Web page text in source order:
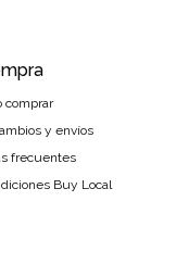
comprar
y envíos
frecuentes
Buy Local